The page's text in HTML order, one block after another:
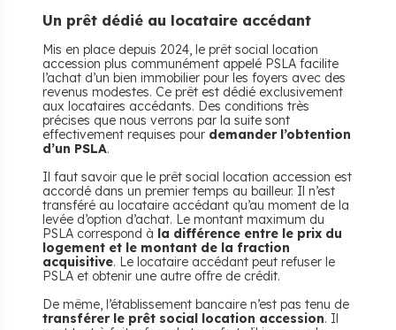
Un prêt dédié au locataire accédant
Mis en place depuis 2024, le prêt social location
accession plus communément appelé PSLA facilite
l’achat d’un bien immobilier pour les foyers avec des
revenus modestes. Ce prêt est dédié exclusivement
aux locataires accédants. Des conditions très
précises que nous verrons par la suite sont
effectivement requises pour demander l’obtention
d’un PSLA.
Il faut savoir que le prêt social location accession est
accordé dans un premier temps au bailleur. Il n’est
transféré au locataire accédant qu’au moment de la
levée d’option d’achat. Le montant maximum du
PSLA correspond à la différence entre le prix du
logement et le montant de la fraction
acquisitive. Le locataire accédant peut refuser le
PSLA et obtenir une autre offre de crédit.
De même, l’établissement bancaire n’est pas tenu de
transférer le prêt social location accession. Il